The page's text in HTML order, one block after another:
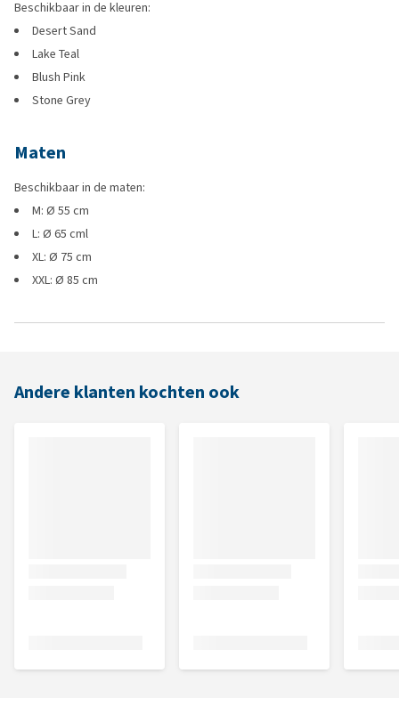
Beschikbaar in de kleuren:
Desert Sand
Lake Teal
Blush Pink
Stone Grey
Maten
Beschikbaar in de maten:
M: Ø 55 cm
L: Ø 65 cml
XL: Ø 75 cm
XXL: Ø 85 cm
Andere klanten kochten ook